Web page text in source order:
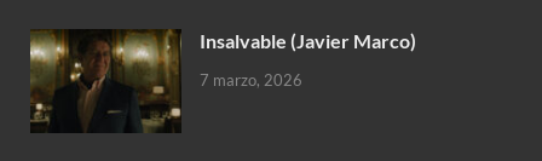
Insalvable (Javier Marco)
7 marzo, 2026